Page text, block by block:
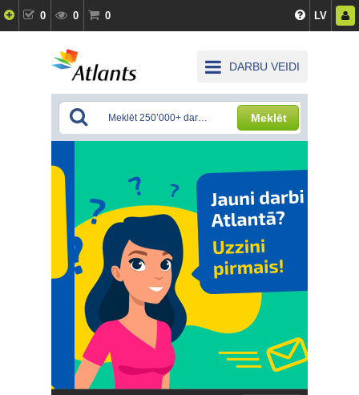
0 0 0 LV
DARBU VEIDI
Meklēt